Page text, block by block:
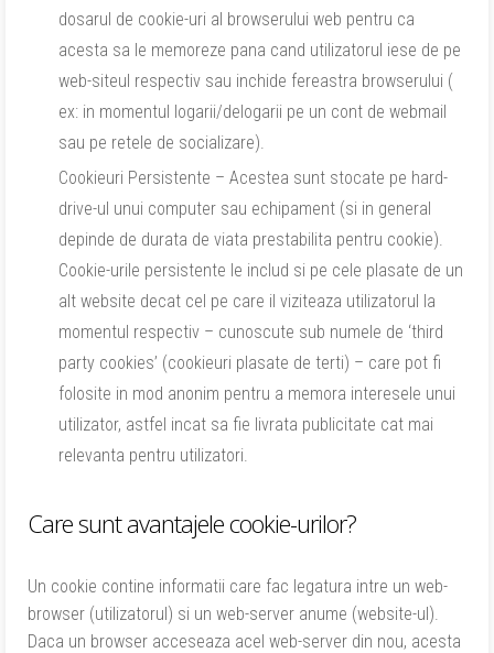
dosarul de cookie-uri al browserului web pentru ca
acesta sa le memoreze pana cand utilizatorul iese de pe
web-siteul respectiv sau inchide fereastra browserului (
ex: in momentul logarii/delogarii pe un cont de webmail
sau pe retele de socializare).
Cookieuri Persistente – Acestea sunt stocate pe hard-
drive-ul unui computer sau echipament (si in general
depinde de durata de viata prestabilita pentru cookie).
Cookie-urile persistente le includ si pe cele plasate de un
alt website decat cel pe care il viziteaza utilizatorul la
momentul respectiv – cunoscute sub numele de ‘third
party cookies’ (cookieuri plasate de terti) – care pot fi
folosite in mod anonim pentru a memora interesele unui
utilizator, astfel incat sa fie livrata publicitate cat mai
relevanta pentru utilizatori.
Care sunt avantajele cookie-urilor?
Un cookie contine informatii care fac legatura intre un web-
browser (utilizatorul) si un web-server anume (website-ul).
Daca un browser acceseaza acel web-server din nou, acesta